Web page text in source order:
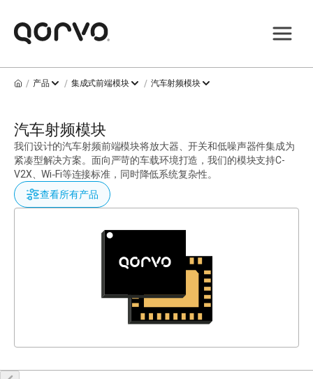
/ 产品 / 集成式前端模块 / 汽车射频模块
汽车射频模块
我们设计的汽车射频前端模块将放大器、开关和低噪声器件集成为
紧凑型解决方案。面向严苛的车载环境打造，我们的模块支持C-
V2X、Wi‑Fi等连接标准，同时降低系统复杂性。
查看所有产品